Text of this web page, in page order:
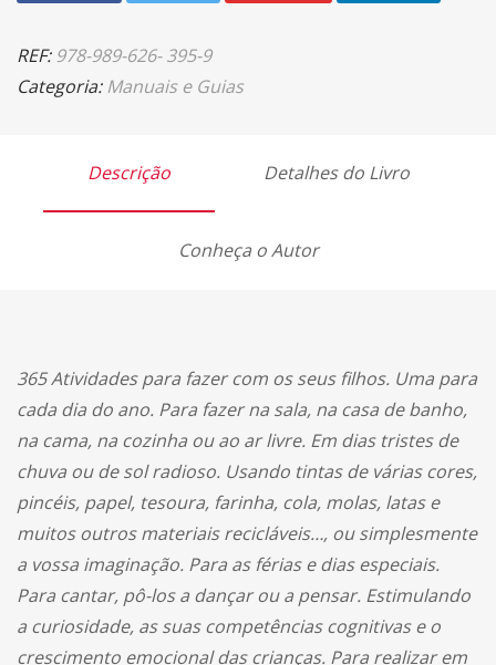
REF:978-989-626- 395-9
Categoria:Manuais e Guias
Descrição Detalhes do Livro
Conheça o Autor
365 Atividades para fazer com os seus filhos. Uma para
cada dia do ano. Para fazer na sala, na casa de banho,
na cama, na cozinha ou ao ar livre. Em dias tristes de
chuva ou de sol radioso. Usando tintas de várias cores,
pincéis, papel, tesoura, farinha, cola, molas, latas e
muitos outros materiais recicláveis…, ou simplesmente
a vossa imaginação. Para as férias e dias especiais.
Para cantar, pô-los a dançar ou a pensar. Estimulando
a curiosidade, as suas competências cognitivas e o
crescimento emocional das crianças. Para realizar em